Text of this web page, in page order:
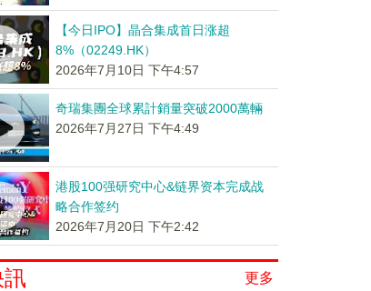
【今日IPO】晶合集成首日涨超
8%（02249.HK）
2026年7月10日 下午4:57
奇瑞集團全球累計銷量突破2000萬輛
2026年7月27日 下午4:49
港股100强研究中心&链界资本完成战
略合作签约
2026年7月20日 下午2:42
更多